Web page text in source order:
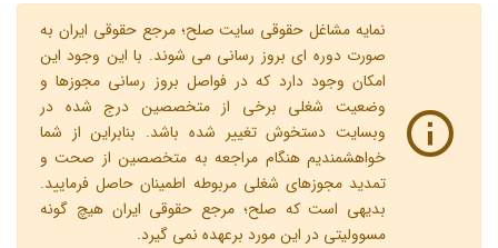
نمایه مشاغل حقوقی سایت صلح؛ مرجع حقوقی ایران به
صورت دوره ای بروز رسانی می شوند. با این وجود این
امکان وجود دارد که در فواصل بروز رسانی مجوزها و
وضعیت شغلی برخی از متخصصین درج شده در
وبسایت دستخوش تغییر شده باشد. بنابراین از شما
خواهشمندیم هنگام مراجعه به متخصصین از صحت و
تمدید مجوزهای شغلی مربوطه اطمینان حاصل فرمایید.
بدیهی است که صلح؛ مرجع حقوقی ایران هیچ گونه
مسوولیتی در این مورد برعهده نمی گیرد.